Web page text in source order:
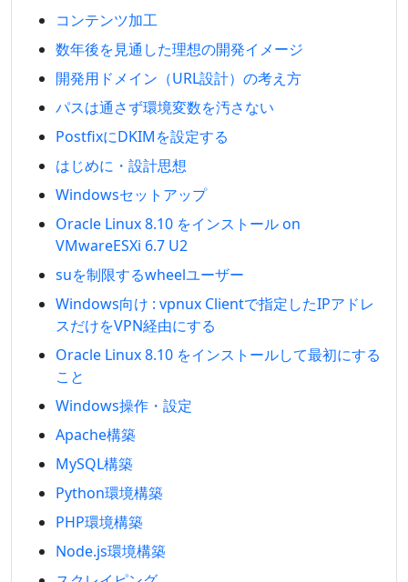
コンテンツ加工
数年後を見通した理想の開発イメージ
開発用ドメイン（URL設計）の考え方
パスは通さず環境変数を汚さない
PostfixにDKIMを設定する
はじめに・設計思想
Windowsセットアップ
Oracle Linux 8.10 をインストール on
VMwareESXi 6.7 U2
suを制限するwheelユーザー
Windows向け : vpnux Clientで指定したIPアドレ
スだけをVPN経由にする
Oracle Linux 8.10 をインストールして最初にする
こと
Windows操作・設定
Apache構築
MySQL構築
Python環境構築
PHP環境構築
Node.js環境構築